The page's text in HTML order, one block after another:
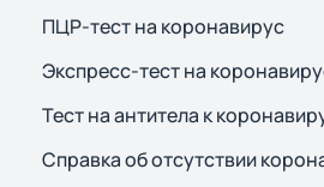
ПЦР-тест на коронавирус
Экспресс-тест на
Тест на антитела к
Справка об отсутствии